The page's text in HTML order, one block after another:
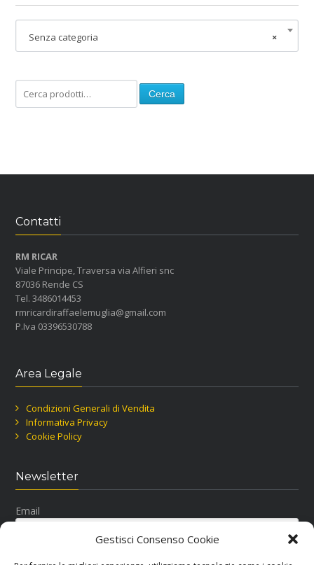
Gestisci Consenso Cookie
×
Senza categoria
Cerca
Contatti
RM RICAR
Viale Principe, Traversa via Alfieri snc
87036 Rende CS
Tel. 3486014453
rmricardiraffaelemuglia@gmail.com
P.Iva 03396530788
Area Legale
Condizioni Generali di Vendita
Informativa Privacy
Cookie Policy
Newsletter
Email